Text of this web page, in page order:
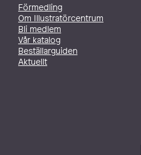
Förmedling
Om Illustratörcentrum
Bli medlem
Vår katalog
Beställarguiden
Aktuellt